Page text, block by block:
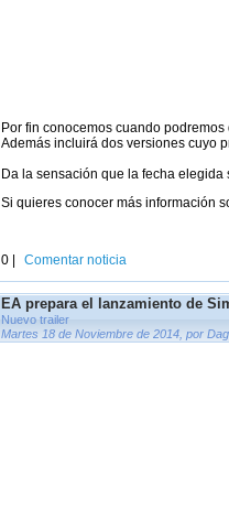
Por fin conocemos cuando
Además incluirá dos versiones cuyo
Da la sensación que la fecha
Si quieres conocer más información
0 | Comentar noticia
EA prepara el lanzamiento de
Nuevo trailer
Martes 18 de Noviembre de 2014, por